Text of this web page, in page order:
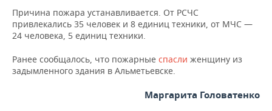
ОПК
ТРАНСПОРТ
УСЛУГИ
IT
МЕДИА
ТЕЛЕКОММУНИКАЦИИ
НОВОСТИ МЕРОПРИЯТИЙ
ВЫЕЗДНАЯ РЕДАКЦИЯ
БИЗНЕС-БРАНЧИ
СПОРТ
НОВОСТИ СПОРТА
ФУТБОЛ
ОБЩЕСТВО
НОВОСТИ ОБЩЕСТВА
ФОТОГАЛЕРЕЯ
Причина пожара устанавливается. От РСЧС
привлекались 35 человек и 8 единиц техники, от МЧС —
24 человека, 5 единиц техники.
Ранее сообщалось, что пожарные спасли женщину из
задымленного здания в Альметьевске.
Маргарита Головатенко